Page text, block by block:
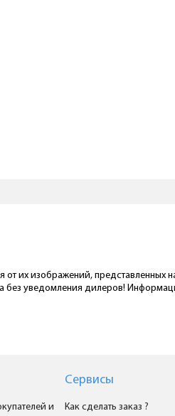
от их изображений, представленных
без уведомления дилеров!
и
Сервисы
Как сделать заказ ?